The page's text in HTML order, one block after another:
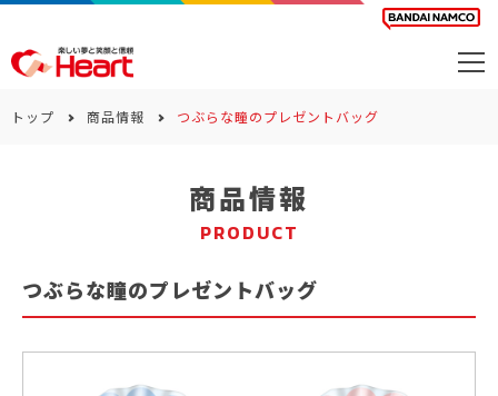
サステナビリティ
トップ 商品情報 つぶらな瞳のプレゼントバッグ
商品情報
PRODUCT
つぶらな瞳のプレゼントバッグ